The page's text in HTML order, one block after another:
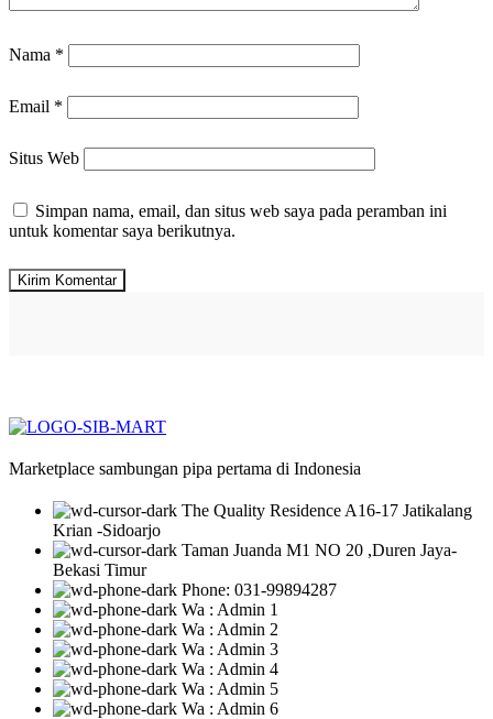
Nama *
Email *
Situs Web
Simpan nama, email, dan situs web saya pada peramban ini
untuk komentar saya berikutnya.
Marketplace sambungan pipa pertama di Indonesia
The Quality Residence A16-17 Jatikalang
Krian -Sidoarjo
Taman Juanda M1 NO 20 ,Duren Jaya-
Bekasi Timur
Phone: 031-99894287
Wa : Admin 1
Wa : Admin 2
Wa : Admin 3
Wa : Admin 4
Wa : Admin 5
Wa : Admin 6